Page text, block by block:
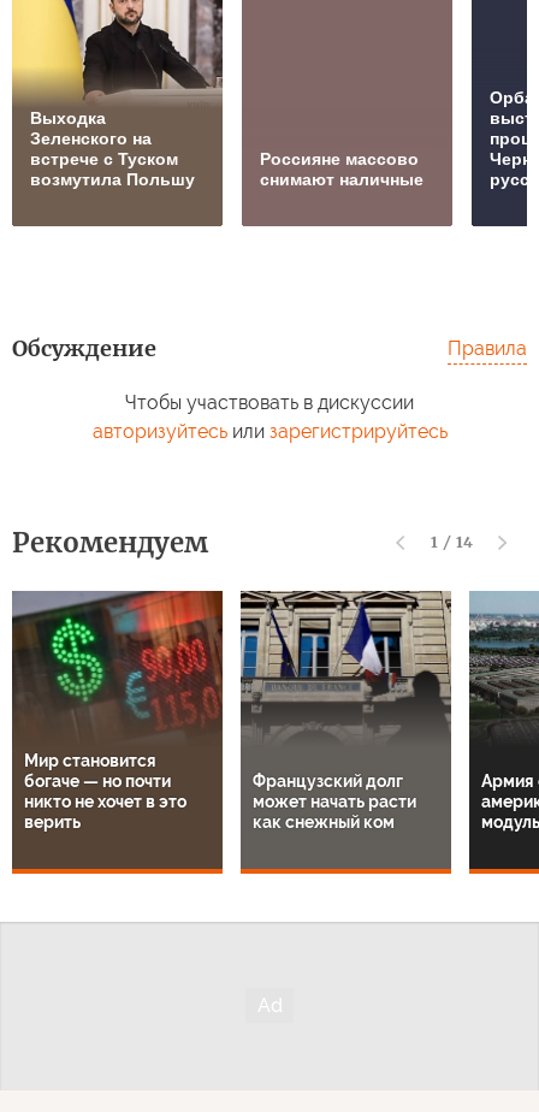
Выходка
Зеленского на
встрече с Туском
возмутила Польшу
Россияне массово
снимают наличные
Обсуждение Правила
Чтобы участвовать в дискуссии
авторизуйтесьили зарегистрируйтесь
Рекомендуем 1 / 14
Мир становится
богаче — но почти
никто не хочет в это
верить
Французский долг
может начать расти
как снежный ком
Армия